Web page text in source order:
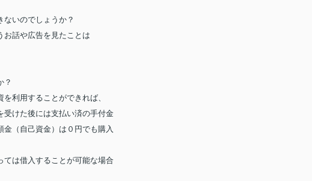
いのでしょうか？
お話や広告を見たことは
？
利用することができれば、
受けた後には支払い済の手付金
（自己資金）は０円でも購入
ては借入することが可能な場合